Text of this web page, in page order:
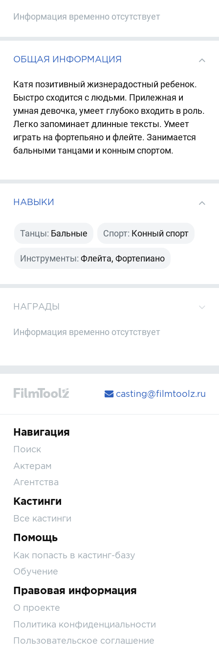
Информация временно отсутствует
ОБЩАЯ ИНФОРМАЦИЯ
Катя позитивный жизнерадостный ребенок.
Быстро сходится с людьми. Прилежная и
умная девочка, умеет глубоко входить в роль.
Легко запоминает длинные тексты. Умеет
играть на фортепьяно и флейте. Занимается
бальными танцами и конным спортом.
НАВЫКИ
Танцы: Бальные Спорт: Конный спорт
Инструменты: Флейта, Фортепиано
НАГРАДЫ
Информация временно отсутствует
casting@filmtoolz.ru
Навигация
Поиск
Актерам
Агентства
Кастинги
Все кастинги
Помощь
Как попасть в кастинг-базу
Обучение
Правовая информация
О проекте
Политика конфиденциальности
Пользовательское соглашение